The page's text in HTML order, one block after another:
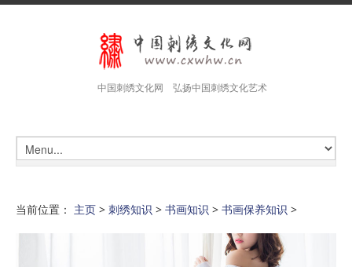
中国刺绣文化网 弘扬中国刺绣文化艺术
当前位置： 主页 > 刺绣知识 > 书画知识 > 书画保养知识 >